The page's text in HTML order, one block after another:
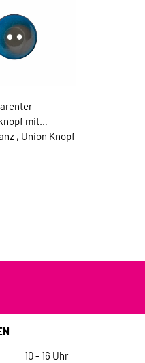
mit
, Union Knopf
10 - 16 Uhr